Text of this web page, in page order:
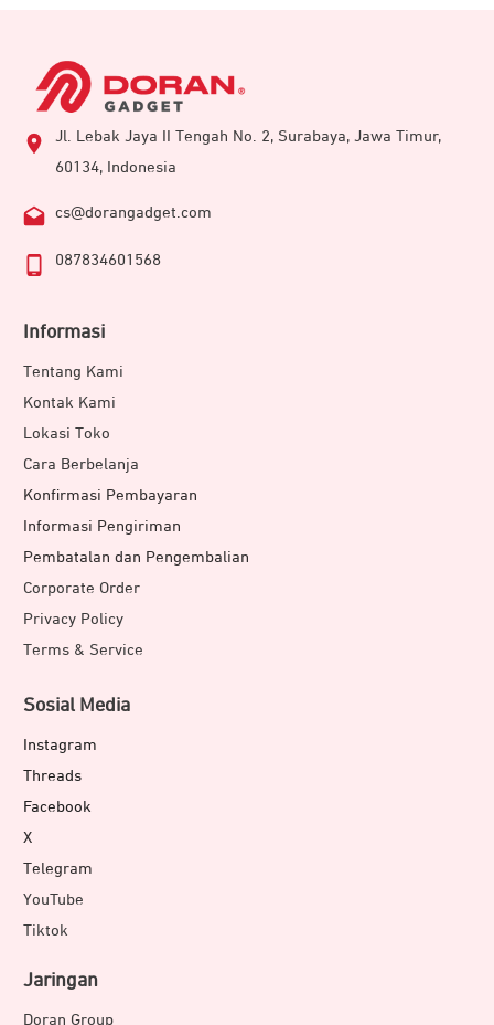
Jl. Lebak Jaya II Tengah No. 2, Surabaya, Jawa Timur,
60134, Indonesia
cs@dorangadget.com
087834601568
Informasi
Tentang Kami
Kontak Kami
Lokasi Toko
Cara Berbelanja
Konfirmasi Pembayaran
Informasi Pengiriman
Pembatalan dan Pengembalian
Corporate Order
Privacy Policy
Terms & Service
Sosial Media
Instagram
Threads
Facebook
X
Telegram
YouTube
Tiktok
Jaringan
Doran Group